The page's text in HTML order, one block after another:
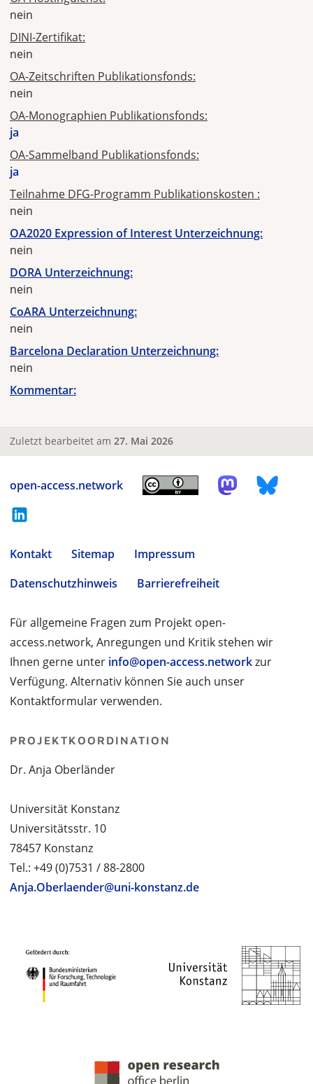
nein
DINI-Zertifikat:
nein
OA-Zeitschriften Publikationsfonds:
nein
OA-Monographien Publikationsfonds:
ja
OA-Sammelband Publikationsfonds:
ja
Teilnahme DFG-Programm Publikationskosten :
nein
OA2020 Expression of Interest Unterzeichnung:
nein
DORA Unterzeichnung:
nein
CoARA Unterzeichnung:
nein
Barcelona Declaration Unterzeichnung:
nein
Kommentar:
Zuletzt bearbeitet am 27. Mai 2026
open-access.network
Kontakt Sitemap
Impressum
Datenschutzhinweis
Barrierefreiheit
Für allgemeine Fragen zum Projekt open-
access.network, Anregungen und Kritik stehen wir
Ihnen gerne unter info@open-access.networkzur
Verfügung. Alternativ können Sie auch unser
Kontaktformular verwenden.
PROJEKTKOORDINATION
Dr. Anja Oberländer
Universität Konstanz
Universitätsstr. 10
78457 Konstanz
Tel.: +49 (0)7531 / 88-2800
Anja.Oberlaender@uni-konstanz.de